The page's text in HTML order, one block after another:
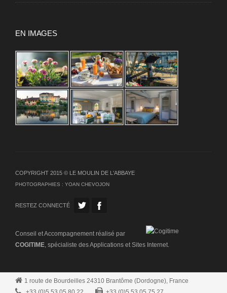
EN IMAGES
COPYRIGHT 2015 © LE MOULIN DE L'ABBAYE
PHOTOGRAPHIES : YOAN CHEVOJON
RESTEZ CONNECTÉ
Conseil et Accompagnement réalisé par
COGITIME, spécialiste des Applications et Sites Internet.
1 route de Bourdeilles 24310 Brantôme (Dordogne), France